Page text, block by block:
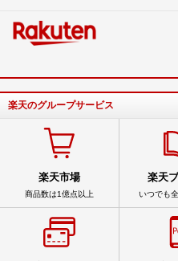
楽天のグループサービス
楽天市場
商品数は1億点以上
楽天
いつでも